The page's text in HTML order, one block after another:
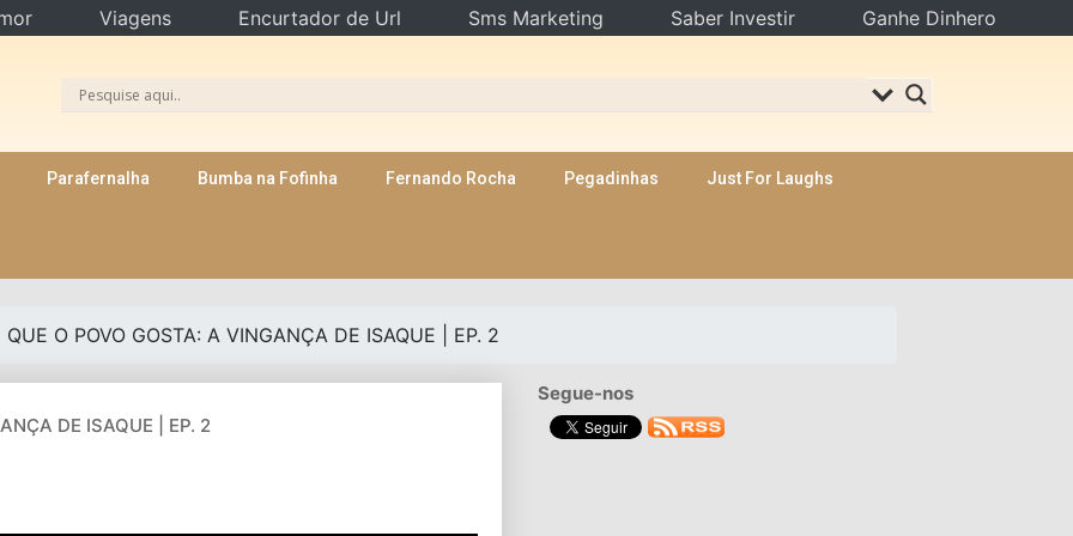
Parafernalha Bumba na Fofinha Fernando Rocha Pegadinhas Just For Laughs
QUE O POVO GOSTA: A VINGANÇA DE ISAQUE | EP. 2
DE ISAQUE | EP. 2
Segue-nos
Viagens Encurtador de Url Sms Marketing Saber Investir Ganhe Dinhero